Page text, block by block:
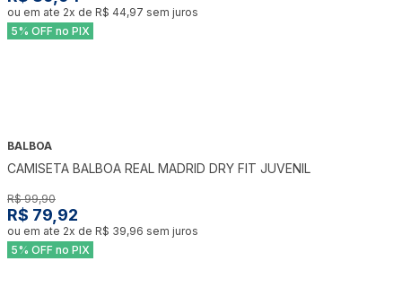
ou em ate 2x de R$ 44,97 sem juros
5% OFF no PIX
BALBOA
CAMISETA BALBOA REAL MADRID DRY FIT JUVENIL
R$ 99,90
R$ 79,92
ou em ate 2x de R$ 39,96 sem juros
5% OFF no PIX